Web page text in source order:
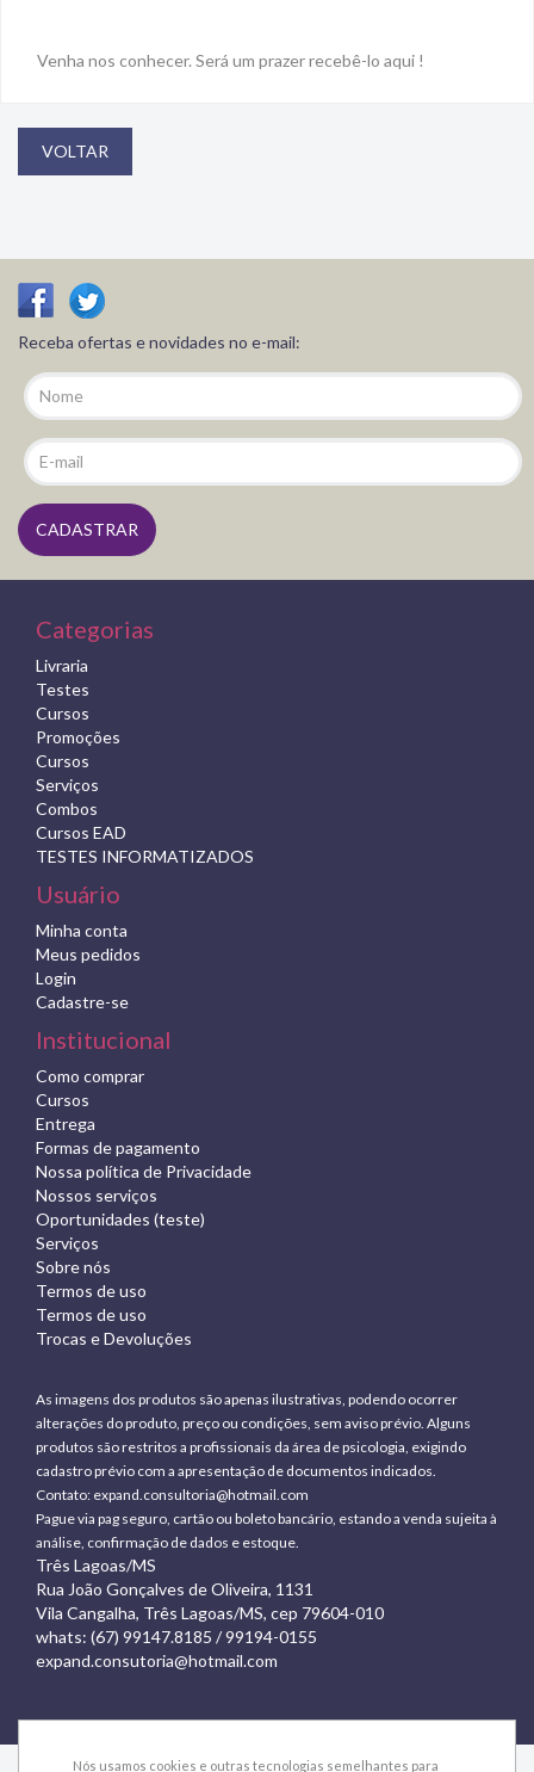
Venha nos conhecer. Será um prazer recebê-lo aqui !
VOLTAR
Receba ofertas e novidades no e-mail:
Categorias
Livraria
Testes
Cursos
Promoções
Cursos
Serviços
Combos
Cursos EAD
TESTES INFORMATIZADOS
Usuário
Minha conta
Meus pedidos
Login
Cadastre-se
Institucional
Como comprar
Cursos
Entrega
Formas de pagamento
Nossa política de Privacidade
Nossos serviços
Oportunidades (teste)
Serviços
Sobre nós
Termos de uso
Termos de uso
Trocas e Devoluções
As imagens dos produtos são apenas ilustrativas, podendo ocorrer
alterações do produto, preço ou condições, sem aviso prévio. Alguns
produtos são restritos a profissionais da área de psicologia, exigindo
cadastro prévio com a apresentação de documentos indicados.
Contato: expand.consultoria@hotmail.com
Pague via pag seguro, cartão ou boleto bancário, estando a venda sujeita à
análise, confirmação de dados e estoque.
Três Lagoas/MS
Rua João Gonçalves de Oliveira, 1131
Vila Cangalha, Três Lagoas/MS, cep 79604-010
whats: (67) 99147.8185 / 99194-0155
expand.consutoria@hotmail.com
Nós usamos cookies e outras tecnologias semelhantes para